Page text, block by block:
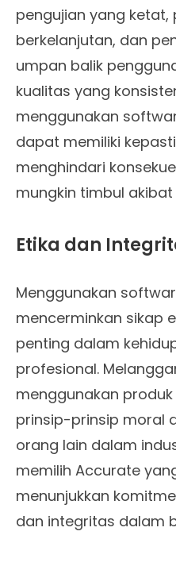
pengujian yang ketat,
berkelanjutan, dan
umpan balik
kualitas yang
menggunakan
dapat memiliki
menghindari
mungkin timbul
Etika dan
Menggunakan
mencerminkan sikap
penting dalam
profesional.
menggunakan
prinsip-prinsip moral
orang lain dalam
memilih Accurate
menunjukkan
dan integritas dalam